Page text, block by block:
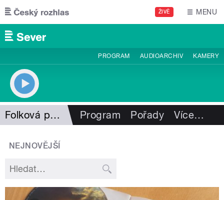
Přejít k hlavnímu obsahu
ŽIVĚ MENU
PROGRAM AUDIOARCHIV KAMERY
Folková pohlazení Program Pořady Více…
NEJNOVĚJŠÍ